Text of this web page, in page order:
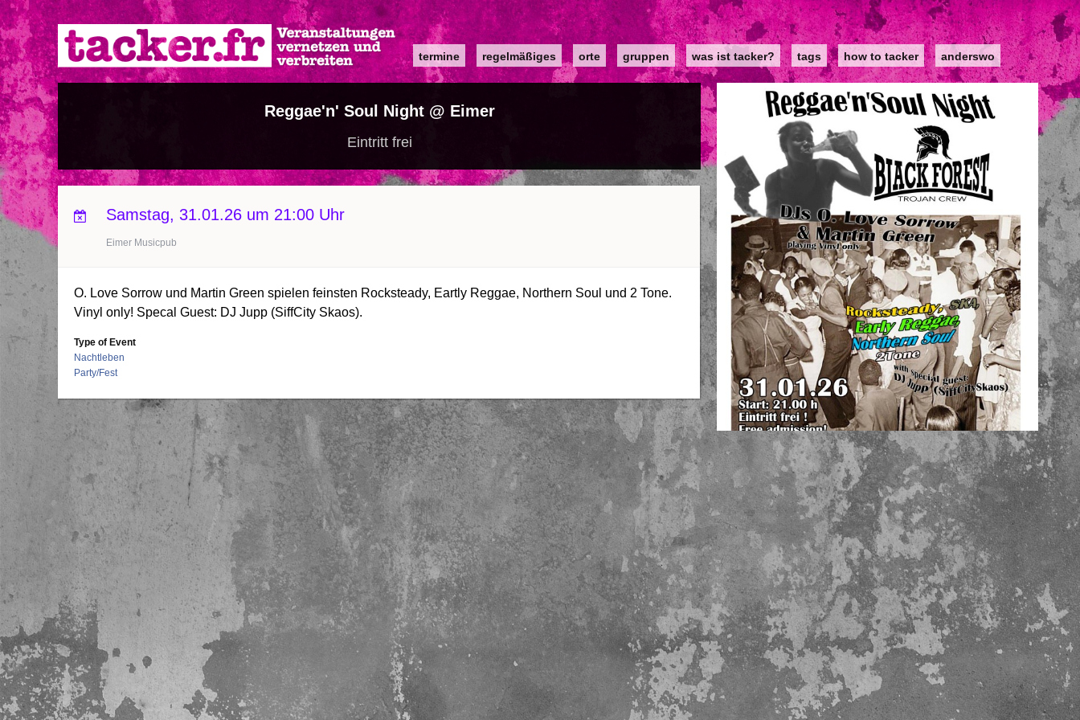
Direkt
zum
Inhalt
Main
navigation
termine regelmäßiges orte gruppen was ist tacker? tags how to tacker anderswo
Reggae'n' Soul Night @ Eimer
Eintritt frei
Samstag, 31.01.26 um 21:00 Uhr
Eimer Musicpub
O. Love Sorrow und Martin Green spielen feinsten Rocksteady, Eartly Reggae, Northern Soul und 2 Tone.
Vinyl only! Specal Guest: DJ Jupp (SiffCity Skaos).
Type of Event
Nachtleben
Party/Fest